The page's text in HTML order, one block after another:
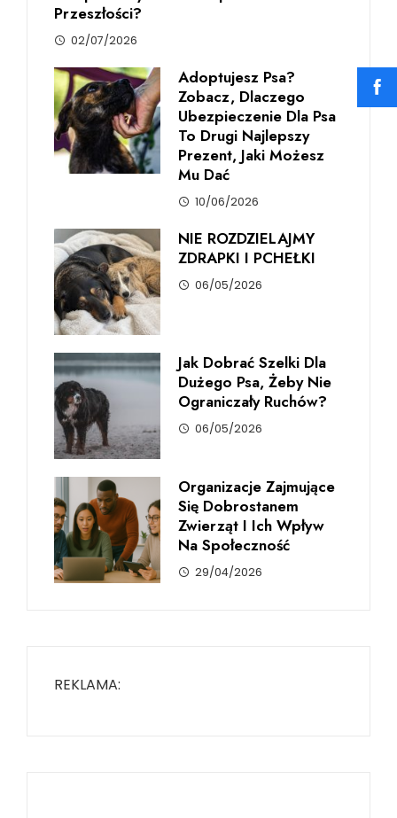
Przeszłości?
02/07/2026
Adoptujesz Psa?
Zobacz, Dlaczego
Ubezpieczenie Dla Psa
To Drugi Najlepszy
Prezent, Jaki Możesz
Mu Dać
10/06/2026
NIE ROZDZIELAJMY
ZDRAPKI I PCHEŁKI
06/05/2026
Jak Dobrać Szelki Dla
Dużego Psa, Żeby Nie
Ograniczały Ruchów?
06/05/2026
Organizacje Zajmujące
Się Dobrostanem
Zwierząt I Ich Wpływ
Na Społeczność
29/04/2026
REKLAMA: